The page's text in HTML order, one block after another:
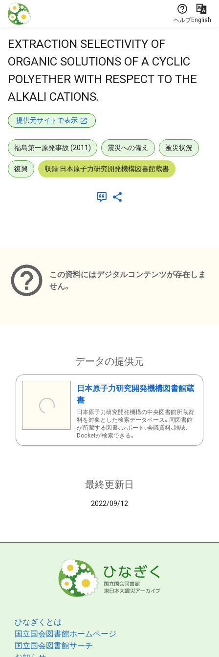
本文に飛ぶ
ヘルプEnglish
EXTRACTION SELECTIVITY OF
ORGANIC SOLUTIONS OF A CYCLIC
POLYETHER WITH RESPECT TO THE
ALKALI CATIONS.
提供元サイトで表示
福島第一原発事故 (2011) 震災への備え 被災状況
復興 収録:日本原子力研究開発機構図書館蔵書
この資料にはデジタルコンテンツが存在しま
せん。
データの提供元
日本原子力研究開発機構図書館蔵
書
日本原子力研究開発機構の中央図書館所蔵資
料を対象とした検索データベース。同図書館
が所蔵する図書、レポート、会議資料、雑誌、
Docketが検索できる。
最終更新日
2022/09/12
ひなぎくとは
国立国会図書館ホームページ
国立国会図書館サーチ